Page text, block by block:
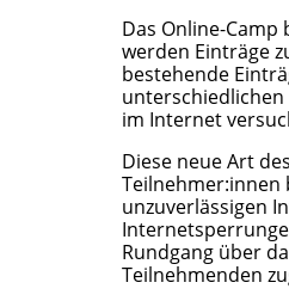
Das Online-Camp
werden Einträge
bestehende
im Internet
Diese neue Art
Teilnehmer:innen
unzuverlässigen
Rundgang über
Teilnehmenden